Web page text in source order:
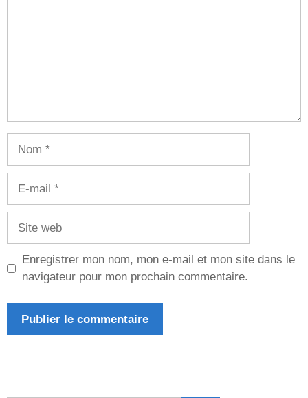
Enregistrer mon nom, mon e-mail et mon site dans le
navigateur pour mon prochain commentaire.